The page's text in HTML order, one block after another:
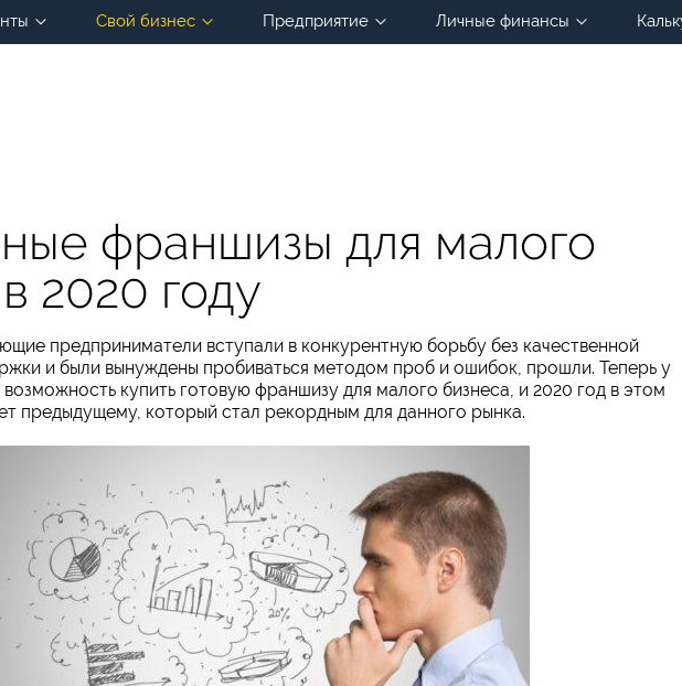
Свой бизнес Предприятие Личные финансы
франшизы для малого
2020 году
предприниматели вступали в конкурентную борьбу без качественной
и были вынуждены пробиваться методом проб и ошибок, прошли. Теперь у
купить готовую франшизу для малого бизнеса, и 2020 год в этом
предыдущему, который стал рекордным для данного рынка.